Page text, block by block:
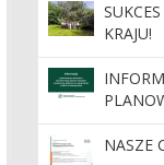
KRAJU!
NASZE